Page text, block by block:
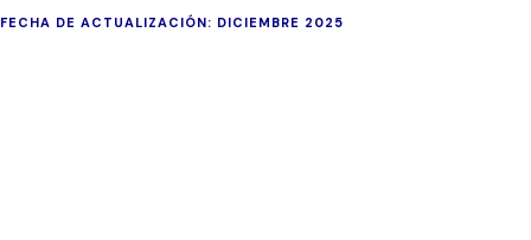
FECHA DE ACTUALIZACIÓN: DICIEMBRE 2025